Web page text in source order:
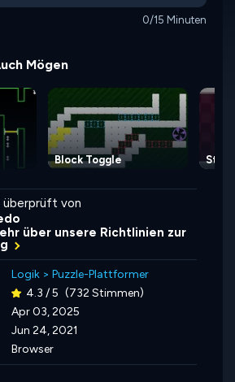
0/15 Minuten
Mögen
Block Toggle Start
überprüft von
über unsere Richtlinien zur
Logik > Puzzle-Plattformer
4.3 / 5 (732 Stimmen)
Apr 03, 2025
Jun 24, 2021
Browser